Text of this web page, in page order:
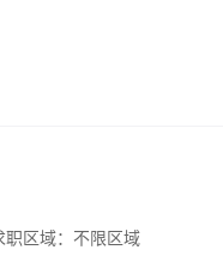
职区域： 不限区域